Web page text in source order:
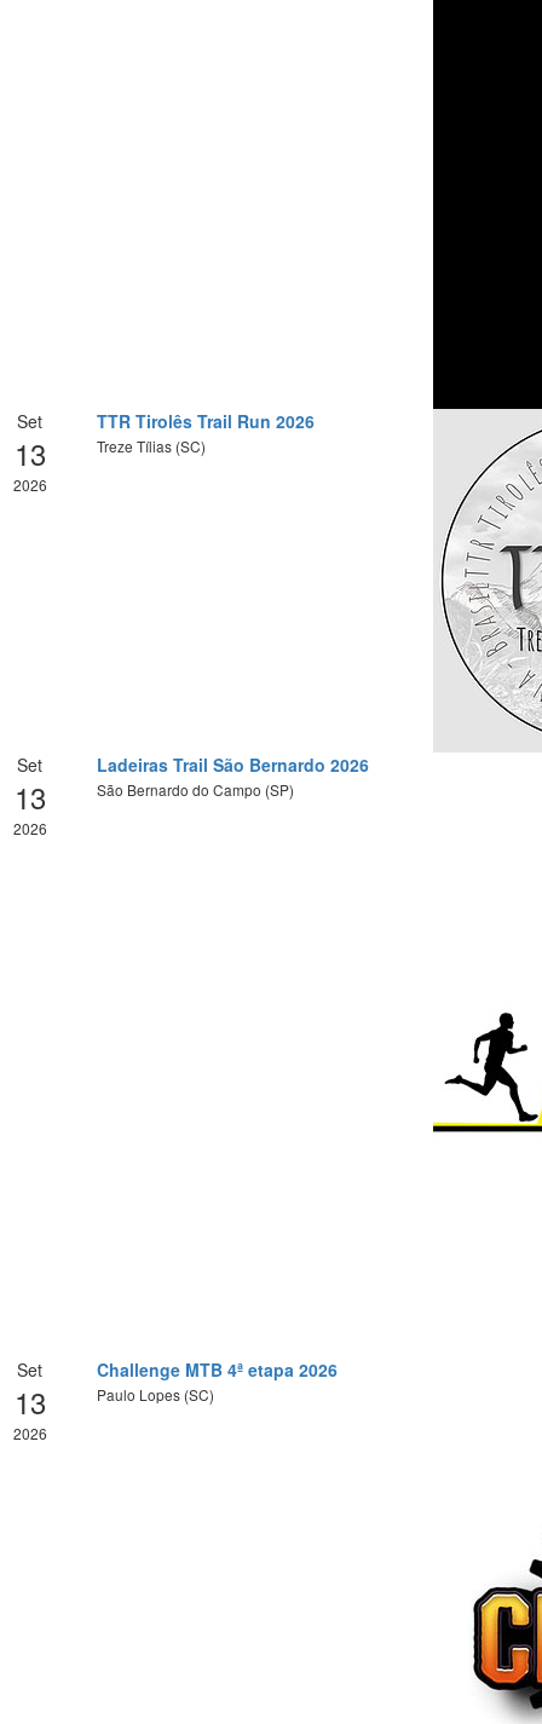
Set
13
2026
TTR Tirolês Trail Run 2026
Treze Tílias (SC)
Set
13
2026
Ladeiras Trail São Bernardo 2026
São Bernardo do Campo (SP)
Set
13
2026
Challenge MTB 4ª etapa 2026
Paulo Lopes (SC)